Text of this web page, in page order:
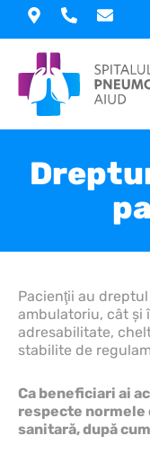
content
Pacienţii au
ambulatoriu, cât şi
adresabilitate,
stabilite de
Ca beneficiari ai
respecte
sanitară, după